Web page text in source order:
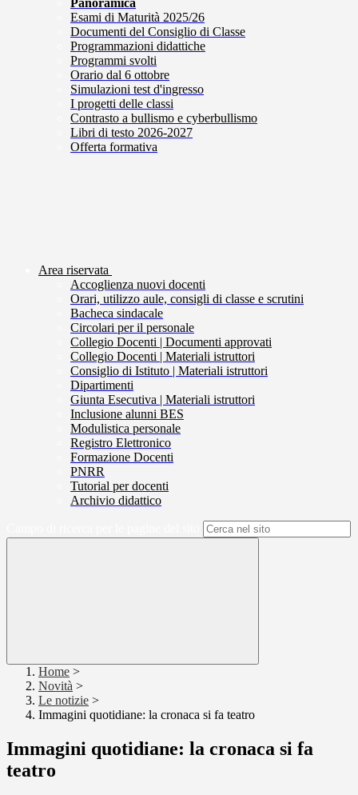
Panoramica
Esami di Maturità 2025/26
Documenti del Consiglio di Classe
Programmazioni didattiche
Programmi svolti
Orario dal 6 ottobre
Simulazioni test d'ingresso
I progetti delle classi
Contrasto a bullismo e cyberbullismo
Libri di testo 2026-2027
Offerta formativa
Area riservata
Accoglienza nuovi docenti
Orari, utilizzo aule, consigli di classe e scrutini
Bacheca sindacale
Circolari per il personale
Collegio Docenti | Documenti approvati
Collegio Docenti | Materiali istruttori
Consiglio di Istituto | Materiali istruttori
Dipartimenti
Giunta Esecutiva | Materiali istruttori
Inclusione alunni BES
Modulistica personale
Registro Elettronico
Formazione Docenti
PNRR
Tutorial per docenti
Archivio didattico
Home >
Novità >
Le notizie >
Immagini quotidiane: la cronaca si fa teatro
Immagini quotidiane: la cronaca si fa
teatro